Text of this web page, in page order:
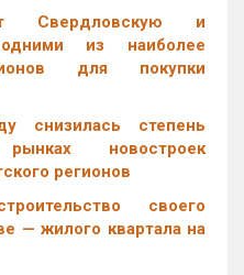
Свердловскую и
из наиболее
для покупки
снизилась степень
новостроек
регионов
своего
— жилого квартала на